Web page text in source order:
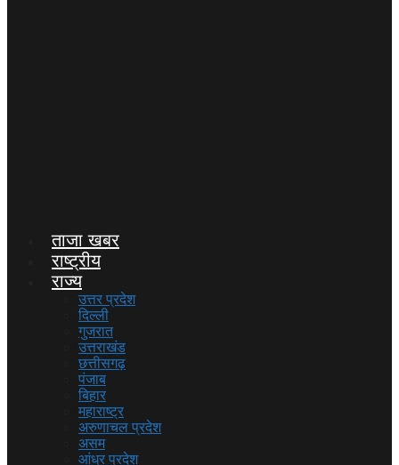
ताजा खबर
राष्ट्रीय
राज्य
उत्तर प्रदेश
दिल्ली
गुजरात
उत्तराखंड
छत्तीसगढ़
पंजाब
बिहार
महाराष्ट्र
अरुणाचल प्रदेश
असम
आंध्र प्रदेश